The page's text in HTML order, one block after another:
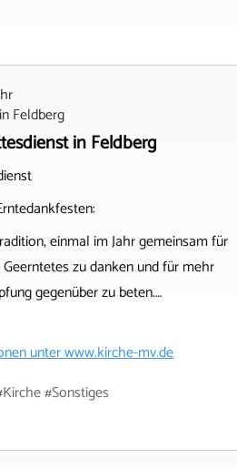
inFeldberg
in Feldberg
einmal im Jahr gemeinsam für
zu danken und für mehr
gegenüber zu beten.…
unterwww.kirche-mv.de
#Sonstiges